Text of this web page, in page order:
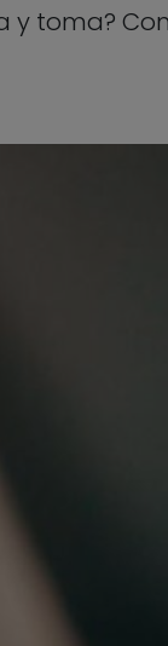
y toma?